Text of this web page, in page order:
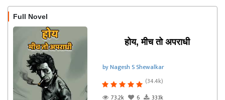
Full Novel
होय, मीच तो अपराधी
by Nagesh S Shewalkar
(34.4k)
73.2k
6 33.1k